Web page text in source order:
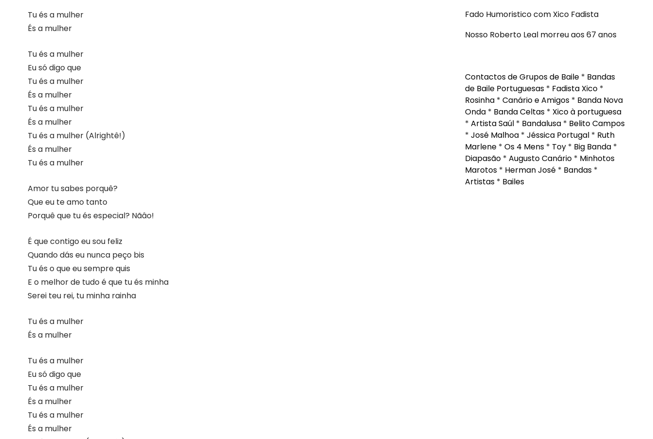
Tu és a mulher
És a mulher
Tu és a mulher
Eu só digo que
Tu és a mulher
És a mulher
Tu és a mulher
És a mulher
Tu és a mulher (Alrightê!)
És a mulher
Tu és a mulher
Amor tu sabes porquê?
Que eu te amo tanto
Porquê que tu és especial? Nãâo!
É que contigo eu sou feliz
Quando dás eu nunca peço bis
Tu és o que eu sempre quis
E o melhor de tudo é que tu és minha
Serei teu rei, tu minha rainha
Tu és a mulher
És a mulher
Tu és a mulher
Eu só digo que
Tu és a mulher
És a mulher
Tu és a mulher
És a mulher
Fado Humoristico com Xico Fadista
Nosso Roberto Leal morreu aos 67 anos
Contactos de Grupos de Baile * Bandas
de Baile Portuguesas * Fadista Xico *
Rosinha * Canário e Amigos * Banda Nova
Onda * Banda Celtas * Xico à portuguesa
* Artista Saúl * Bandalusa * Belito Campos
* José Malhoa * Jéssica Portugal * Ruth
Marlene * Os 4 Mens * Toy * Big Banda *
Diapasão * Augusto Canário * Minhotos
Marotos * Herman José * Bandas *
Artistas * Bailes